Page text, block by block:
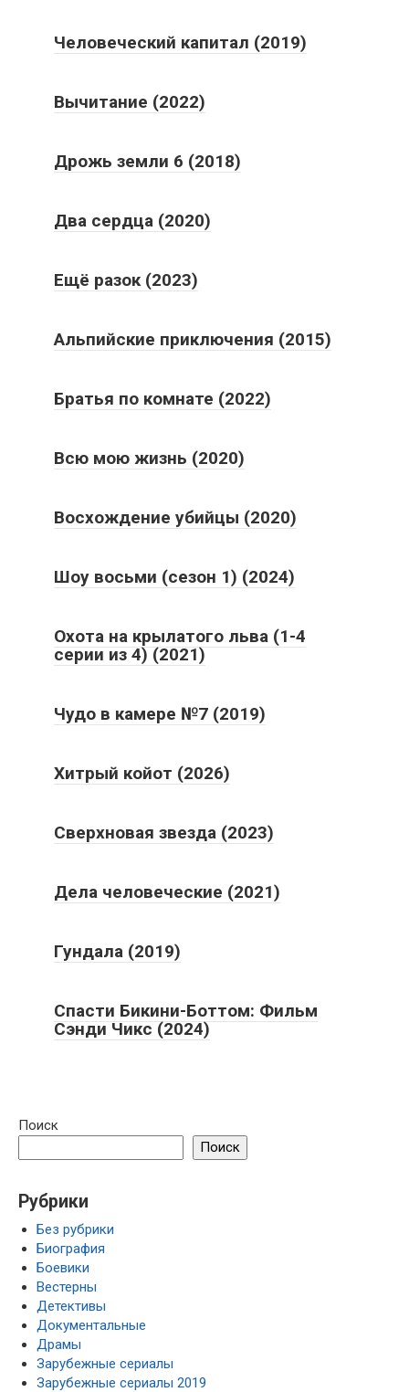
Человеческий капитал (2019)
Вычитание (2022)
Дрожь земли 6 (2018)
Два сердца (2020)
Ещё разок (2023)
Альпийские приключения (2015)
Братья по комнате (2022)
Всю мою жизнь (2020)
Восхождение убийцы (2020)
Шоу восьми (сезон 1) (2024)
Охота на крылатого льва (1-4
серии из 4) (2021)
Чудо в камере №7 (2019)
Хитрый койот (2026)
Сверхновая звезда (2023)
Дела человеческие (2021)
Гундала (2019)
Спасти Бикини-Боттом: Фильм
Сэнди Чикс (2024)
Поиск
Поиск
Рубрики
Без рубрики
Биография
Боевики
Вестерны
Детективы
Документальные
Драмы
Зарубежные сериалы
Зарубежные сериалы 2019